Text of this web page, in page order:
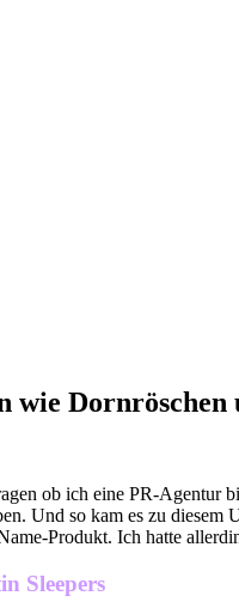
wie
ob ich eine PR-
Und so kam es zu diesem
Produkt. Ich hatte